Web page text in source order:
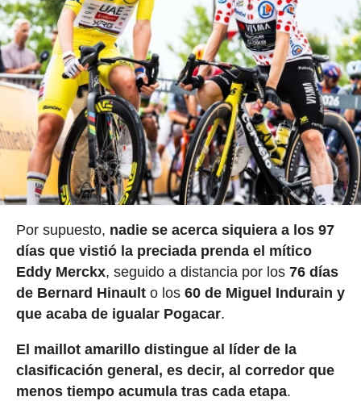
Por supuesto, nadie se acerca siquiera a los 97
días que vistió la preciada prenda el mítico
Eddy Merckx, seguido a distancia por los 76 días
de Bernard Hinault o los 60 de Miguel Indurain y
que acaba de igualar Pogacar.
El maillot amarillo distingue al líder de la
clasificación general, es decir, al corredor que
menos tiempo acumula tras cada etapa.